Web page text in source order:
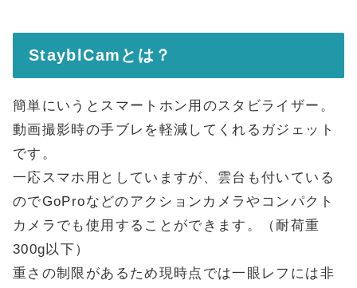
StayblCamとは？
簡単にいうとスマートホン用のスタビライザー。
動画撮影時の手ブレを軽減してくれるガジェット
です。
一応スマホ用としていますが、雲台も付いている
のでGoProなどのアクションカメラやコンパクト
カメラでも使用することができます。（耐荷重
300g以下）
重さの制限があるため現時点では一眼レフには非